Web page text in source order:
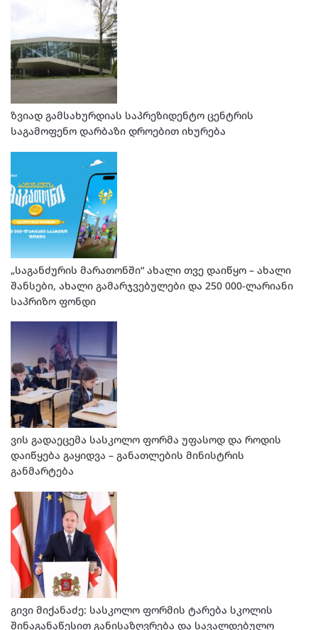
ზვიად გამსახურდიას საპრეზიდენტო ცენტრის
საგამოფენო დარბაზი დროებით იხურება
„საგანძურის მარათონში“ ახალი თვე დაიწყო – ახალი
შანსები, ახალი გამარჯვებულები და 250 000-ლარიანი
საპრიზო ფონდი
ვის გადაეცემა სასკოლო ფორმა უფასოდ და როდის
დაიწყება გაყიდვა – განათლების მინისტრის
განმარტება
გივი მიქანაძე: სასკოლო ფორმის ტარება სკოლის
შინაგანაწესით განისაზღვრება და სავალდებულო